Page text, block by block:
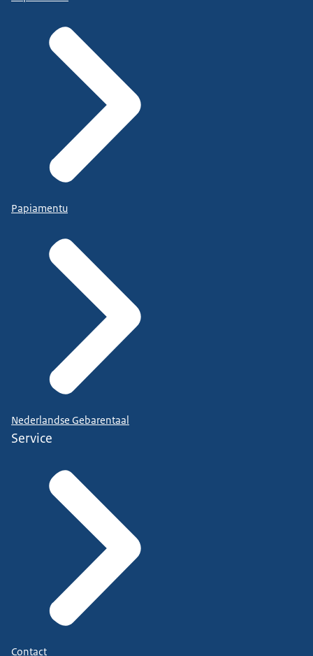
Papiamentu
Nederlandse Gebarentaal
Service
Contact